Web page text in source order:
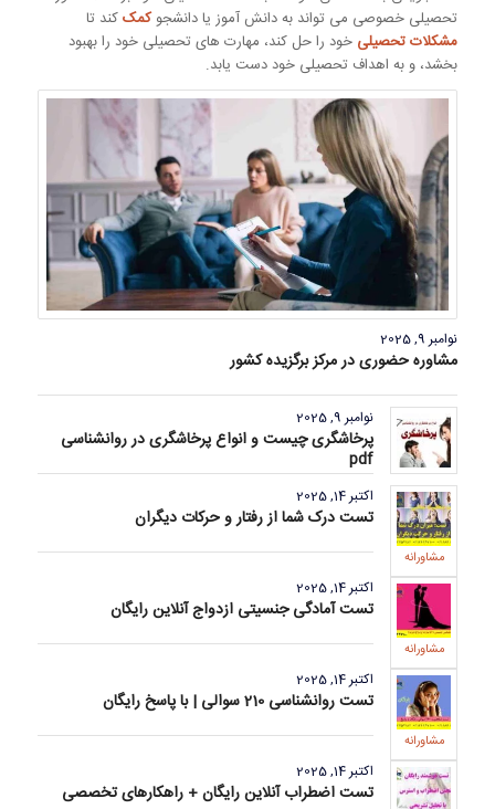
تحصیلی خصوصی می تواند به دانش آموز یا دانشجوکمککند تا
مشکلات تحصیلی خود را حل کند، مهارت های تحصیلی خود را بهبود
بخشد، و به اهداف تحصیلی خود دست یابد.
نوامبر 9, 2025
مشاوره حضوری در مرکز برگزیده کشور
نوامبر 9, 2025
پرخاشگری چیست و انواع پرخاشگری در روانشناسی
pdf
مشاورانه
اکتبر 14, 2025
تست درک شما از رفتار و حرکات دیگران
مشاورانه
اکتبر 14, 2025
تست آمادگی جنسیتی ازدواج آنلاین رایگان
مشاورانه
اکتبر 14, 2025
تست روانشناسی 210 سوالی | با پاسخ رایگان
اکتبر 14, 2025
تست اضطراب آنلاین رایگان + راهکارهای تخصصی